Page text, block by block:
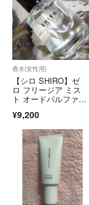
香水(女性用)
【シロ SHIRO】ゼ
ロ フリージア ミス
ト オードパルファ
¥9,200